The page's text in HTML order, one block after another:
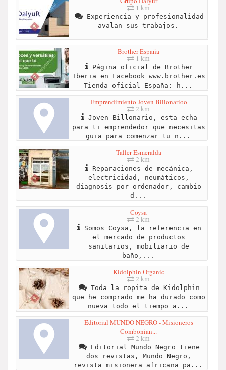
1 km
Experiencia y profesionalidad
avalan sus trabajos.
Brother España
1 km
Página oficial de Brother
Iberia en Facebook www.brother.es
Tienda oficial España: h...
Emprendimiento Joven Billonarioo
2 km
Joven Billonario, esta echa
para ti emprendedor que necesitas
guia para comenzar tu n...
Taller Esmeralda
2 km
Reparaciones de mecánica,
electricidad, neumáticos,
diagnosis por ordenador, cambio
d...
Coysa
2 km
Somos Coysa, la referencia en
el mercado de productos
sanitarios, mobiliario de
baño,...
Kidolphin Organic
2 km
Toda la ropita de Kidolphin
que he comprado me ha durado como
nueva todo el tiempo a...
Editorial MUNDO NEGRO - Misioneros
Combonian...
2 km
Editorial Mundo Negro tiene
dos revistas, Mundo Negro,
revista misionera africana pa...